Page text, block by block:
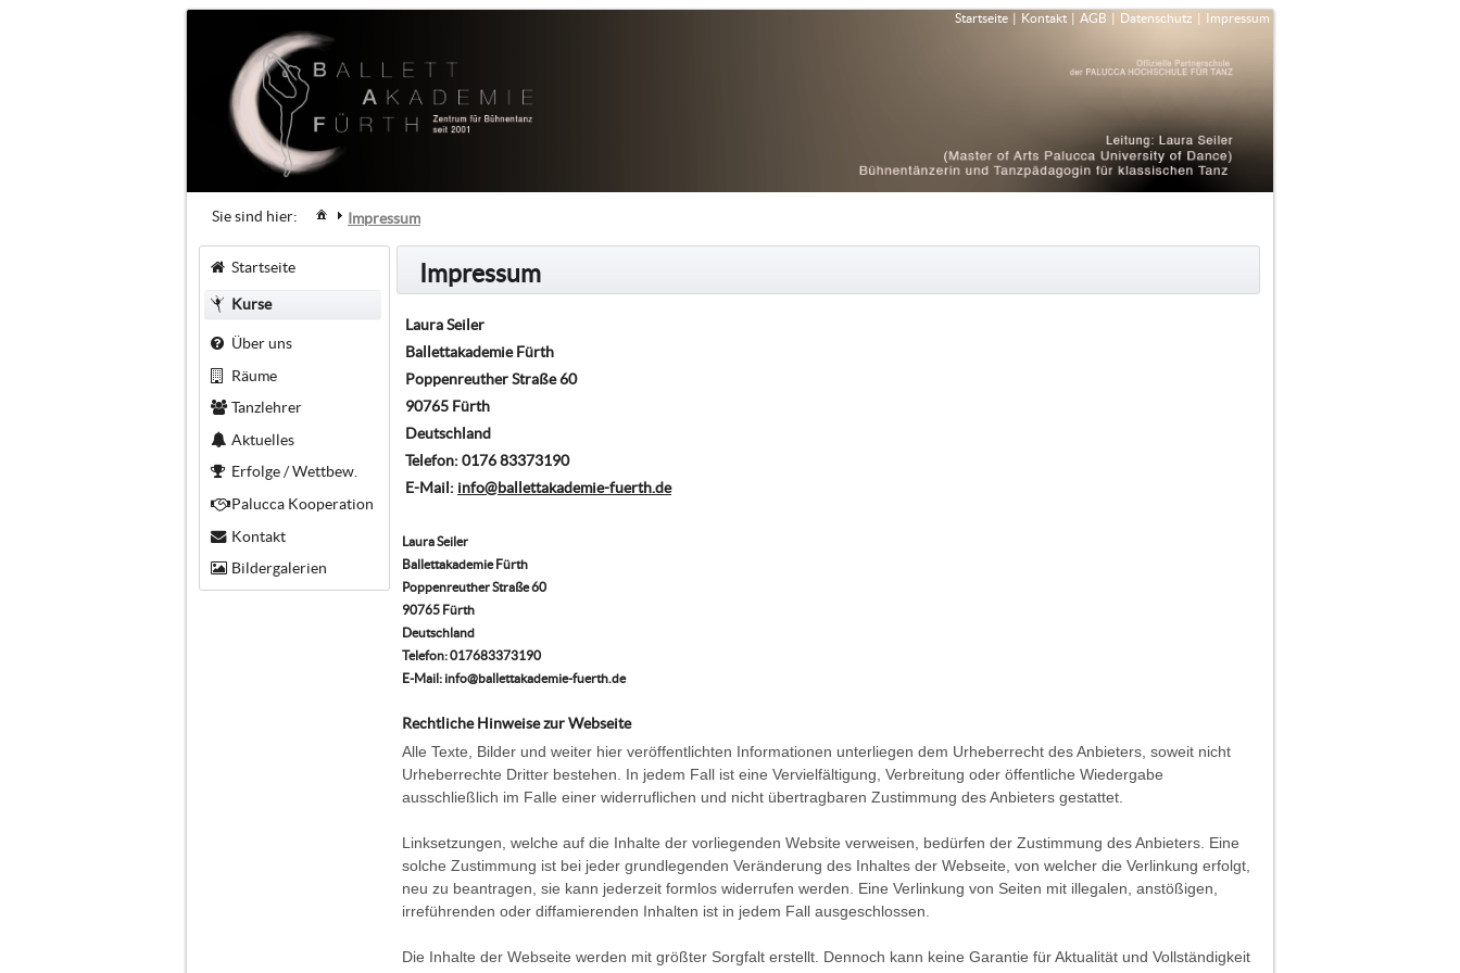
Startseite | Kontakt | AGB | Datenschutz | Impressum
Sie sind hier: Impressum
Startseite
Kurse
Über uns
Räume
Tanzlehrer
Aktuelles
Erfolge / Wettbew.
Palucca Kooperation
Kontakt
Bildergalerien
Impressum
Laura Seiler
Ballettakademie Fürth
Poppenreuther Straße 60
90765 Fürth
Deutschland
Telefon: 0176 83373190
E-Mail: info@ballettakademie-fuerth.de
Laura Seiler
Ballettakademie Fürth
Poppenreuther Straße 60
90765 Fürth
Deutschland
Telefon: 017683373190
E-Mail: info@ballettakademie-fuerth.de
Rechtliche Hinweise zur Webseite
Alle Texte, Bilder und weiter hier veröffentlichten Informationen unterliegen dem Urheberrecht des Anbieters, soweit nicht
Urheberrechte Dritter bestehen. In jedem Fall ist eine Vervielfältigung, Verbreitung oder öffentliche Wiedergabe
ausschließlich im Falle einer widerruflichen und nicht übertragbaren Zustimmung des Anbieters gestattet.
Linksetzungen, welche auf die Inhalte der vorliegenden Website verweisen, bedürfen der Zustimmung des Anbieters. Eine
solche Zustimmung ist bei jeder grundlegenden Veränderung des Inhaltes der Webseite, von welcher die Verlinkung erfolgt,
neu zu beantragen, sie kann jederzeit formlos widerrufen werden. Eine Verlinkung von Seiten mit illegalen, anstößigen,
irreführenden oder diffamierenden Inhalten ist in jedem Fall ausgeschlossen.
Die Inhalte der Webseite werden mit größter Sorgfalt erstellt. Dennoch kann keine Garantie für Aktualität und Vollständigkeit